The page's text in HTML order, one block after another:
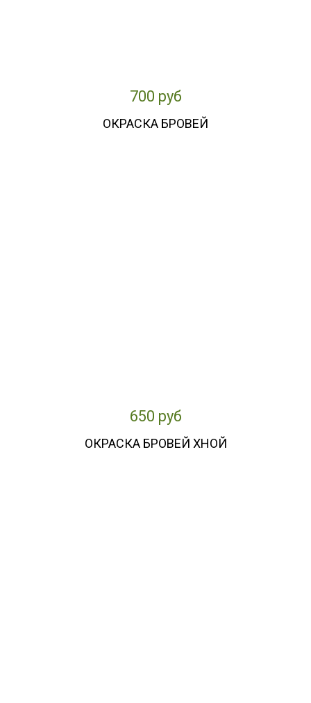
700 руб
ОКРАСКА БРОВЕЙ
650 руб
ОКРАСКА БРОВЕЙ ХНОЙ